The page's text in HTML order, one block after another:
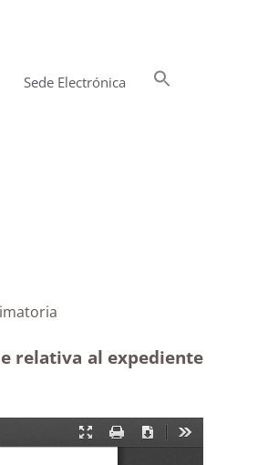
Sede Electrónica
relativa al expediente